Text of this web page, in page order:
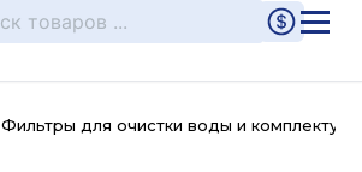
Фильтры для очистки воды и